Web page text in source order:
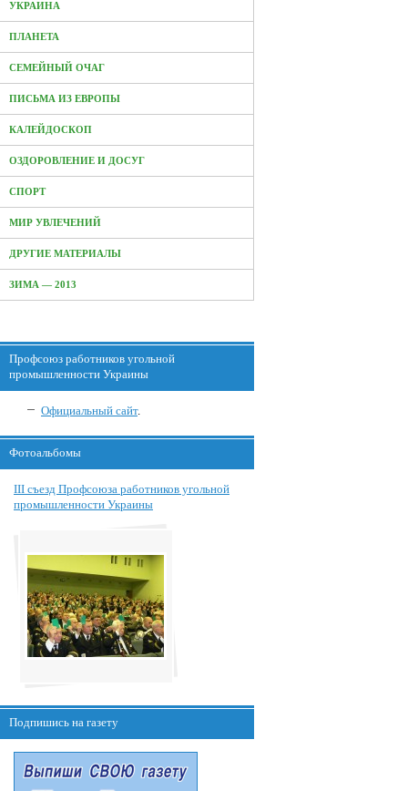
УКРАИНА
ПЛАНЕТА
СЕМЕЙНЫЙ ОЧАГ
ПИСЬМА ИЗ ЕВРОПЫ
КАЛЕЙДОСКОП
ОЗДОРОВЛЕНИЕ И ДОСУГ
СПОРТ
МИР УВЛЕЧЕНИЙ
ДРУГИЕ МАТЕРИАЛЫ
ЗИМА — 2013
Профсоюз работников угольной
промышленности Украины
Официальный сайт.
Фотоальбомы
III съезд Профсоюза работников угольной
промышленности Украины
Подпишись на газету